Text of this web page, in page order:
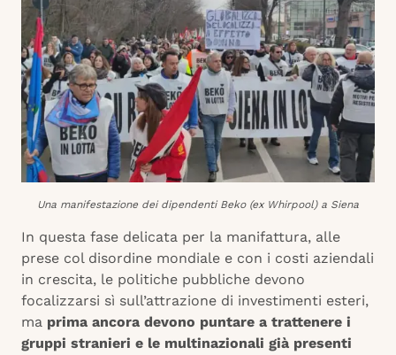
Una manifestazione dei dipendenti Beko (ex Whirpool) a Siena
In questa fase delicata per la manifattura, alle
prese col disordine mondiale e con i costi aziendali
in crescita, le politiche pubbliche devono
focalizzarsi sì sull’attrazione di investimenti esteri,
ma prima ancora devono puntare a trattenere i
gruppi stranieri e le multinazionali già presenti